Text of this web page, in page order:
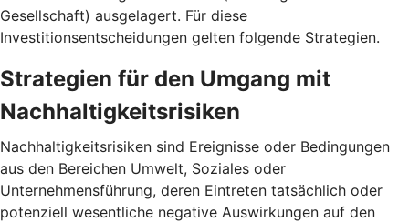
Gesellschaft) ausgelagert. Für diese
Investitionsentscheidungen gelten folgende Strategien.
Strategien für den Umgang mit
Nachhaltigkeitsrisiken
Nachhaltigkeitsrisiken sind Ereignisse oder Bedingungen
aus den Bereichen Umwelt, Soziales oder
Unternehmensführung, deren Eintreten tatsächlich oder
potenziell wesentliche negative Auswirkungen auf den